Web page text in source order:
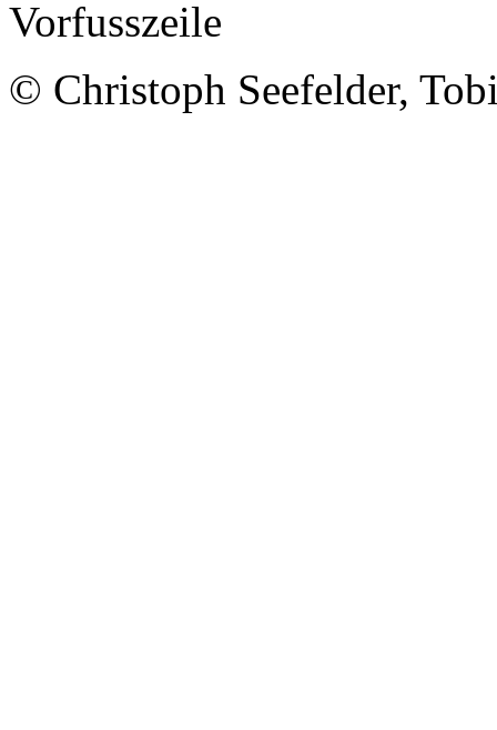
© Christoph Seefelder,